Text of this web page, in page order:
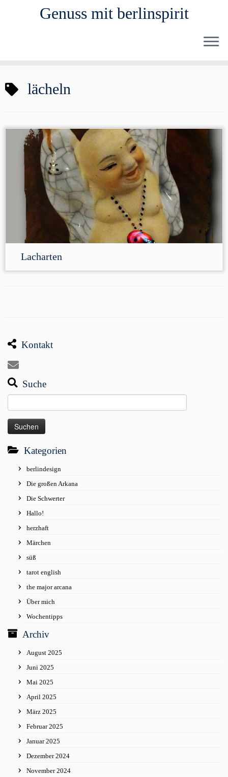
Inhalt
Genuss mit berlinspirit
lächeln
Lacharten
Kontakt
Suche
nach:
Kategorien
berlindesign
Die großen Arkana
Die Schwerter
Hallo!
herzhaft
Märchen
süß
tarot english
the major arcana
Über mich
Wochentipps
Archiv
August 2025
Juni 2025
Mai 2025
April 2025
März 2025
Februar 2025
Januar 2025
Dezember 2024
November 2024